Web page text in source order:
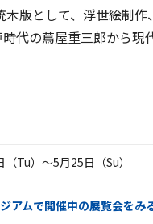
版として、浮世絵制
代の蔦屋重三郎から現
Tu）〜5月25日（Su）
アムで開催中の展覧会をみ